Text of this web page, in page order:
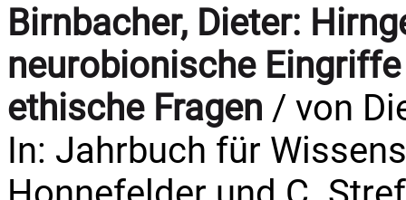
Birnbacher, Dieter:
neurobionische
ethische Fragen / von
In: Jahrbuch für